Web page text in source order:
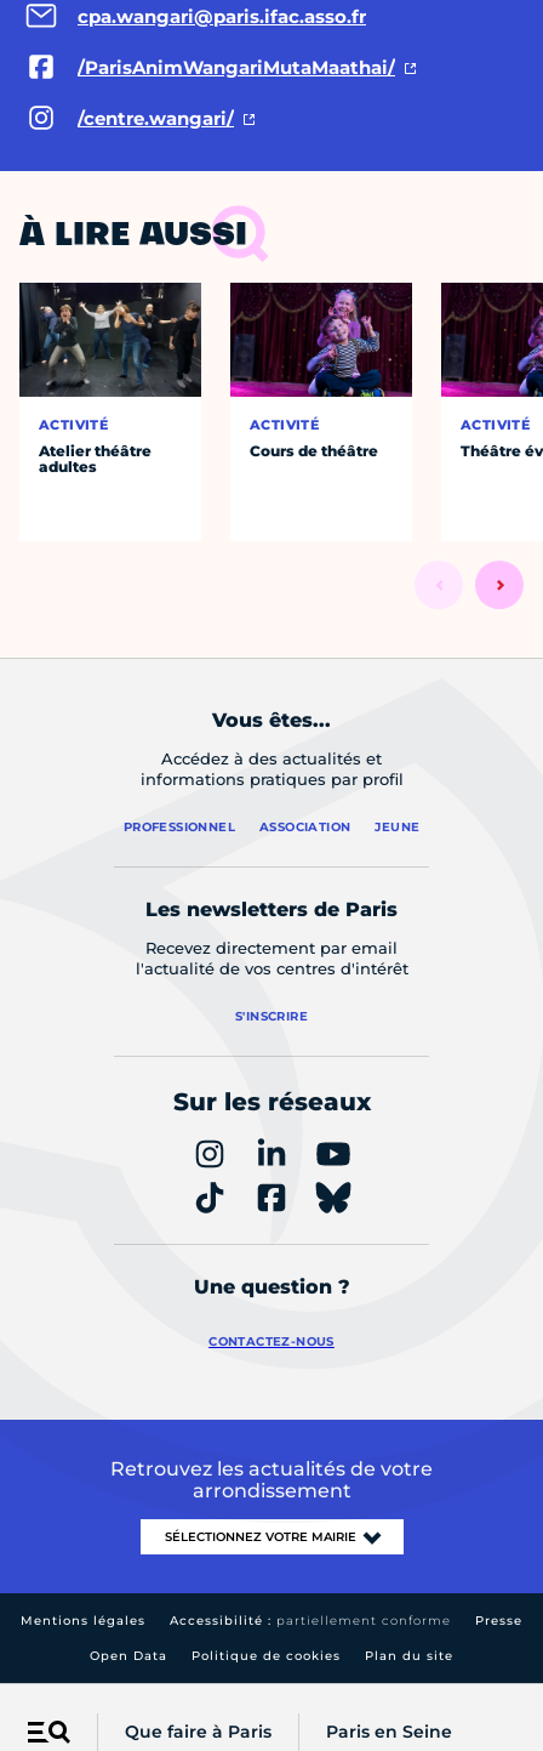
Menu Que faire à Paris Paris en Seine
cpa.wangari@paris.ifac.asso.fr
/ParisAnimWangariMutaMaathai/
/centre.wangari/
À LIRE AUSSI
ACTIVITÉ
Atelier théâtre
adultes
ACTIVITÉ
Cours de théâtre
ACTIVITÉ
Théâtre
Vous êtes...
Accédez à des actualités et
informations pratiques par profil
PROFESSIONNEL ASSOCIATION JEUNE
Les newsletters de Paris
Recevez directement par email
l'actualité de vos centres d'intérêt
S'INSCRIRE
Sur les réseaux
Une question ?
CONTACTEZ-NOUS
Retrouvez les actualités de votre
arrondissement
Mentions légales Accessibilité : partiellement conforme Presse
Open Data Politique de cookies Plan du site